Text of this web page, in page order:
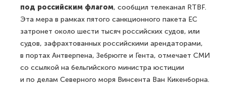
под российским флагом, сообщил телеканал RTBF.
Эта мера в рамках пятого санкционного пакета ЕС
затронет около шести тысяч российских судов, или
судов, зафрахтованных российскими арендаторами,
в портах Антверпена, Зебрюгге и Гента, отмечает СМИ
со ссылкой на бельгийского министра юстиции
и по делам Северного моря Винсента Ван Кикенборна.